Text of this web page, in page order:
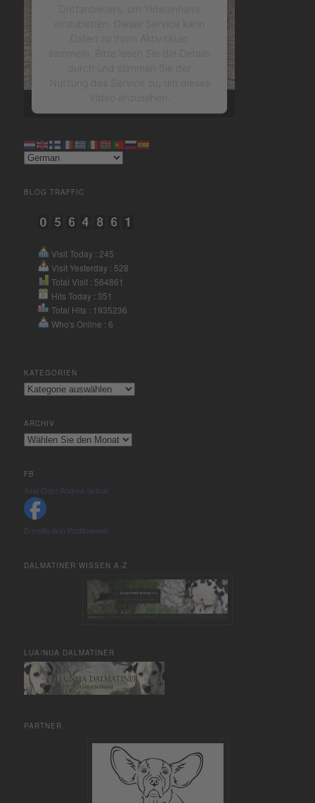
Mehr Informationen
Consent Management Platform
BLOG TRAFFIC
Visit Today : 245
Visit Yesterday : 528
Total Visit : 564861
Hits Today : 351
Total Hits : 1935236
Who's Online : 6
KATEGORIEN
Kategorien
ARCHIV
Archiv
FB
Axel Oder Andrea Schoe
Erstelle dein Profilbanner
DALMATINER WISSEN A-Z
LUA/NUA DALMATINER
PARTNER